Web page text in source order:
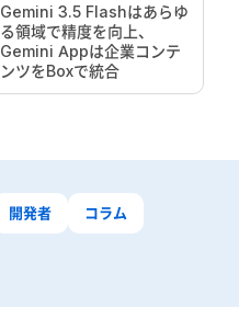
Gemini 3.5 Flashはあらゆ
る領域で精度を向上、
Gemini Appは企業コンテ
ンツをBoxで統合
開発者 コラム